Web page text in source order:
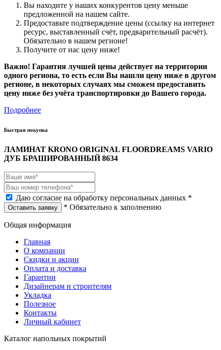
Вы находите у наших конкурентов цену меньше
предложенной на нашем сайте.
Предоставьте подтверждение цены (ссылку на интернет
ресурс, выставленный счёт, предварительный расчёт).
Обязательно в нашем регионе!
Получите от нас цену ниже!
Важно! Гарантия лучшей цены действует на территории
одного региона, то есть если Вы нашли цену ниже в другом
регионе, в некоторых случаях мы сможем предоставить
цену ниже без учёта транспортировки до Вашего города.
Подробнее
Быстрая покупка
ЛАМИНАТ KRONO ORIGINAL FLOORDREAMS VARIO
ДУБ БРАШИРОВАННЫЙ 8634
Даю согласие на обработку персональных данных *
Оставить заявку * Обязательно к заполнению
Общая информация
Главная
О компании
Скидки и акции
Оплата и доставка
Гарантии
Дизайнерам и строителям
Укладка
Полезное
Контакты
Личный кабинет
Каталог напольных покрытий